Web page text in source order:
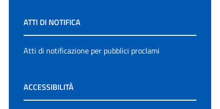
ATTI DI NOTIFICA
Atti di notificazione per pubblici proclami
ACCESSIBILITÀ